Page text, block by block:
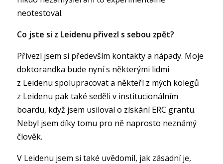
neotestoval.
Co jste si z Leidenu přivezl s sebou zpět?
Přivezl jsem si především kontakty a nápady. Moje
doktorandka bude nyní s některými lidmi
z Leidenu spolupracovat a někteří z mých kolegů
z Leidenu pak také seděli v institucionálním
boardu, když jsem usiloval o získání ERC grantu.
Nebyl jsem díky tomu pro ně naprosto neznámý
člověk.
V Leidenu jsem si také uvědomil, jak zásadní je,